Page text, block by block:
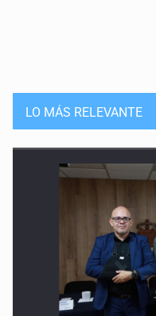
LO MÁS RELEVANTE